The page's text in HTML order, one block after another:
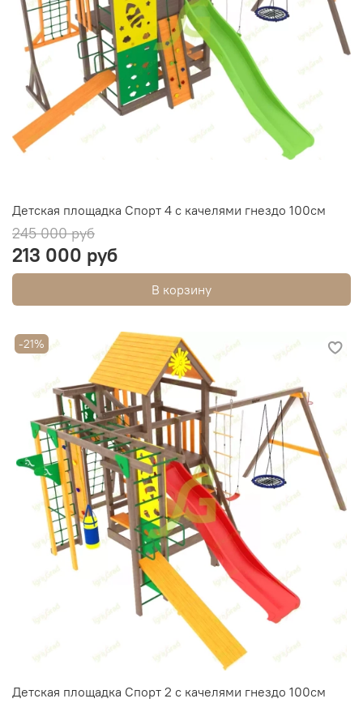
Детская площадка Спорт 4 с качелями гнездо 100см
245 000 руб
213 000 руб
В корзину
-21%
Детская площадка Спорт 2 с качелями гнездо 100см